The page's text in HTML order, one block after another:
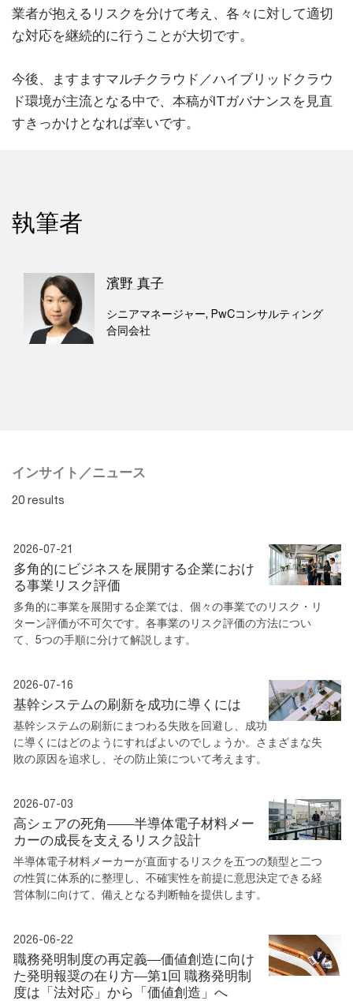
業者が抱えるリスクを分けて考え、各々に対して適切
な対応を継続的に行うことが大切です。
今後、ますますマルチクラウド／ハイブリッドクラウ
ド環境が主流となる中で、本稿がITガバナンスを見直
すきっかけとなれば幸いです。
執筆者
濱野 真子
シニアマネージャー, PwCコンサルティング
合同会社
インサイト／ニュース
20 results
2026-07-21
多角的にビジネスを展開する企業におけ
る事業リスク評価
多角的に事業を展開する企業では、個々の事業でのリスク・リ
ターン評価が不可欠です。各事業のリスク評価の方法につい
て、5つの手順に分けて解説します。
2026-07-16
基幹システムの刷新を成功に導くには
基幹システムの刷新にまつわる失敗を回避し、成功
に導くにはどのようにすればよいのでしょうか。さまざまな失
敗の原因を追求し、その防止策について考えます。
2026-07-03
高シェアの死角――半導体電子材料メー
カーの成長を支えるリスク設計
半導体電子材料メーカーが直面するリスクを五つの類型と二つ
の性質に体系的に整理し、不確実性を前提に意思決定できる経
営体制に向けて、備えとなる判断軸を提供します。
2026-06-22
職務発明制度の再定義―価値創造に向け
た発明報奨の在り方―第1回 職務発明制
度は「法対応」から「価値創造」へ